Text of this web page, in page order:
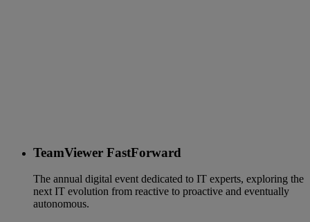
TeamViewer FastForward
The annual digital event dedicated to IT experts, exploring the
next IT evolution from reactive to proactive and eventually
autonomous.